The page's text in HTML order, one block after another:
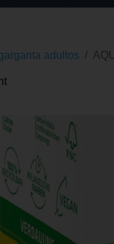
adultos /